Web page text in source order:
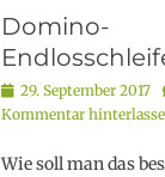
Domino-
Posted
on
29. September 2017
Kommentar
Wie soll man das